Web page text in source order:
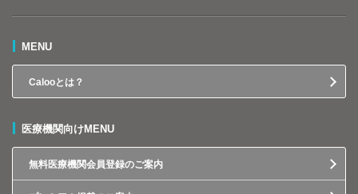
MENU
Calooとは？
医療機関向けMENU
無料医療機関会員登録のご案内